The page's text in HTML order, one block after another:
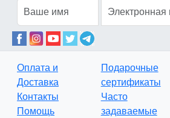
Оплата и
Доставка
Контакты
Помощь
Подарочные
сертификаты
Часто
задаваемые